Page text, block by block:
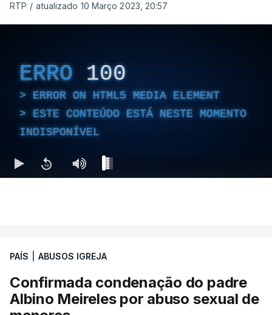
RTP / atualizado 10 Março 2023, 20:57
ERRO 100
ERROR ON HTML5 MEDIA ELEMENT
ESTE CONTEÚDO ESTÁ NESTE MOMENTO
INDISPONÍVEL
PAÍS ABUSOS IGREJA
Confirmada condenação do padre
Albino Meireles por abuso sexual de